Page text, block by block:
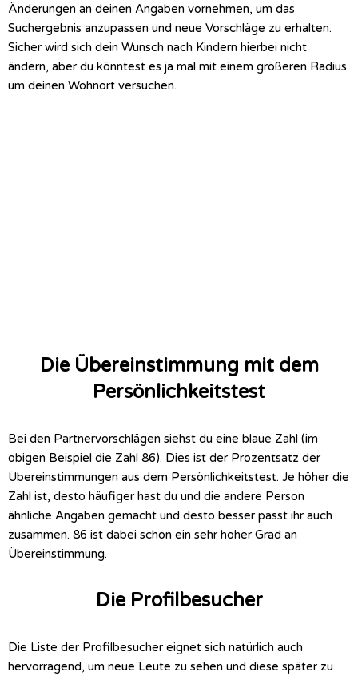
Änderungen an deinen Angaben vornehmen, um das
Suchergebnis anzupassen und neue Vorschläge zu erhalten.
Sicher wird sich dein Wunsch nach Kindern hierbei nicht
ändern, aber du könntest es ja mal mit einem größeren Radius
um deinen Wohnort versuchen.
Die Übereinstimmung mit dem
Persönlichkeitstest
Bei den Partnervorschlägen siehst du eine blaue Zahl (im
obigen Beispiel die Zahl 86). Dies ist der Prozentsatz der
Übereinstimmungen aus dem Persönlichkeitstest. Je höher die
Zahl ist, desto häufiger hast du und die andere Person
ähnliche Angaben gemacht und desto besser passt ihr auch
zusammen. 86 ist dabei schon ein sehr hoher Grad an
Übereinstimmung.
Die Profilbesucher
Die Liste der Profilbesucher eignet sich natürlich auch
hervorragend, um neue Leute zu sehen und diese später zu